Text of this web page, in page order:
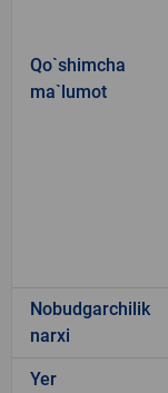
Qo`shimcha
ma`lumot
Nobudgarchilik
narxi
Yer